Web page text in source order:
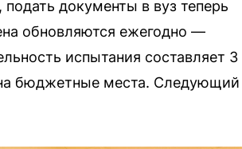
документы в вуз теперь
обновляются ежегодно —
испытания составляет 3
бюджетные места. Следующий